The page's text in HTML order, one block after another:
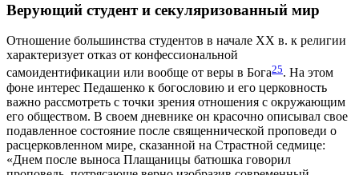
Верующий студент и секуляризованный мир
Отношение большинства студентов в начале XX в. к религии
характеризует отказ от конфессиональной
самоидентификации или вообще от веры в Бога25. На этом
фоне интерес Педашенко к богословию и его церковность
важно рассмотреть с точки зрения отношения с окружающим
его обществом. В своем дневнике он красочно описывал свое
подавленное состояние после священнической проповеди о
расцерковленном мире, сказанной на Страстной седмице:
«Днем после выноса Плащаницы батюшка говорил